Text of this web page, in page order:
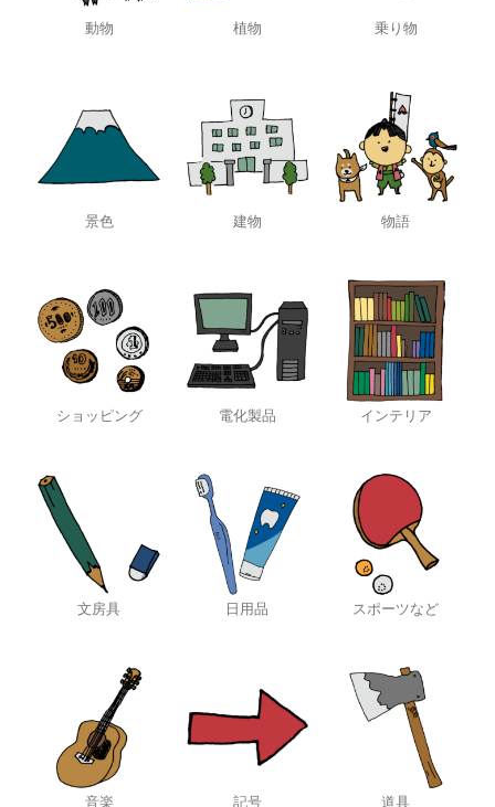
動物 植物 乗り物
景色 建物 物語
ショッピング 電化製品 インテリア
文房具 日用品 スポーツなど
音楽 記号 道具